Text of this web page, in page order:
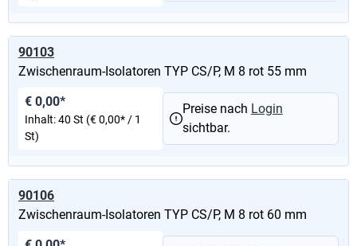
90103
Zwischenraum-Isolatoren TYP CS/P, M 8 rot 55 mm
€ 0,00*
Inhalt:40 St (€ 0,00* / 1
St)
Preise nach Login
sichtbar.
90106
Zwischenraum-Isolatoren TYP CS/P, M 8 rot 60 mm